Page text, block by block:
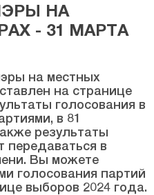
НА
- 31 МАРТА
на местных
на странице
голосования в
в 81
результаты
передаваться в
Вы можете
голосования партий
выборов 2024 года.